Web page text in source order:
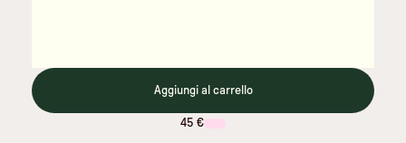
Aggiungi al carrello
45 €